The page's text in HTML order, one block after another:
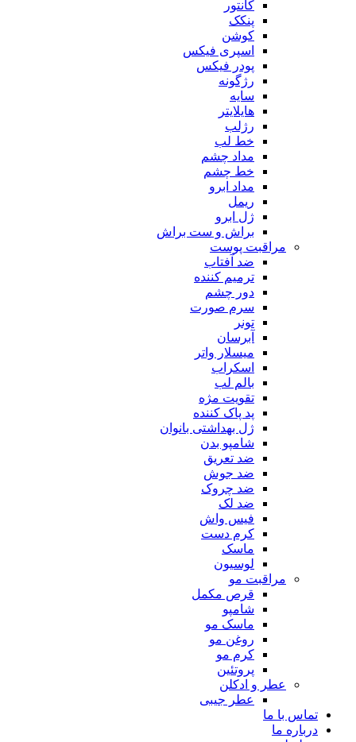
کانتور
پنکک
کوشن
اسپری فیکس
پودر فیکس
رژگونه
سایه
هایلایتر
رژلب
خط لب
مداد چشم
خط چشم
مداد ابرو
ریمل
ژل ابرو
براش و ست براش
مراقبت پوست
ضد آفتاب
ترمیم کننده
دور چشم
سرم صورت
تونر
آبرسان
میسلار واتر
اسکراب
بالم لب
تقویت مژه
پد پاک کننده
ژل بهداشتی بانوان
شامپو بدن
ضد تعریق
ضد جوش
ضد چروک
ضد لک
فیس واش
کرم دست
ماسک
لوسیون
مراقبت مو
قرص مکمل
شامپو
ماسک مو
روغن مو
کرم مو
پروتئین
عطر و ادکلن
عطر جیبی
تماس با ما
درباره ما